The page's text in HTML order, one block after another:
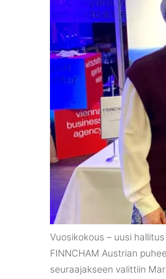
Vuosikokous – uusi
FINNCHAM Austrian
seuraajakseen valittiin